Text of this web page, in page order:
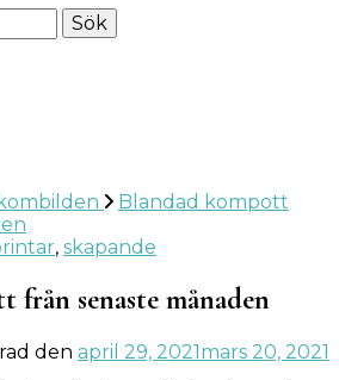
Blandad kompott
, skapande
från senaste månaden
den april 29, 2021mars 20, 2021